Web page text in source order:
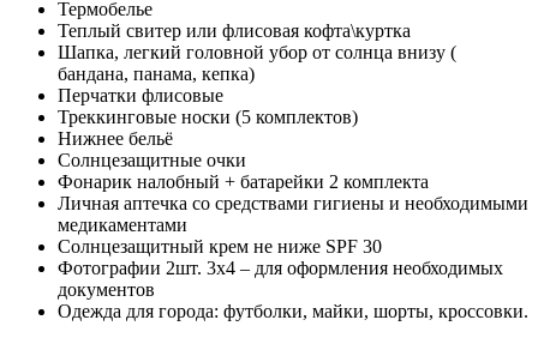
Термобелье
Теплый свитер или флисовая кофта\куртка
Шапка, легкий головной убор от солнца внизу (
бандана, панама, кепка)
Перчатки флисовые
Треккинговые носки (5 комплектов)
Нижнее бельё
Солнцезащитные очки
Фонарик налобный + батарейки 2 комплекта
Личная аптечка со средствами гигиены и необходимыми
медикаментами
Солнцезащитный крем не ниже SPF 30
Фотографии 2шт. 3х4 – для оформления необходимых
документов
Одежда для города: футболки, майки, шорты, кроссовки.